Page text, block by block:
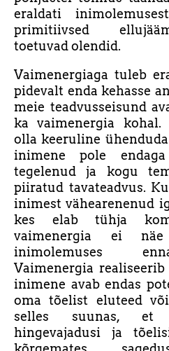
eraldati
primitiivsed
toetuvad olendid.
Vaimenergiaga tuleb
pidevalt enda kehasse
meie teadvusseisund
ka vaimenergia kohal.
olla keeruline
inimene pole
tegelenud ja kogu
piiratud tavateadvus.
inimest vähearenenud
kes elab tühja
vaimenergia ei
inimolemuses
Vaimenergia
inimene avab endas
oma tõelist eluteed
selles suunas, et
hingevajadusi ja